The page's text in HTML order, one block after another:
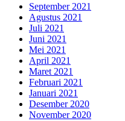
September 2021
Agustus 2021
Juli 2021
Juni 2021
Mei 2021
April 2021
Maret 2021
Februari 2021
Januari 2021
Desember 2020
November 2020